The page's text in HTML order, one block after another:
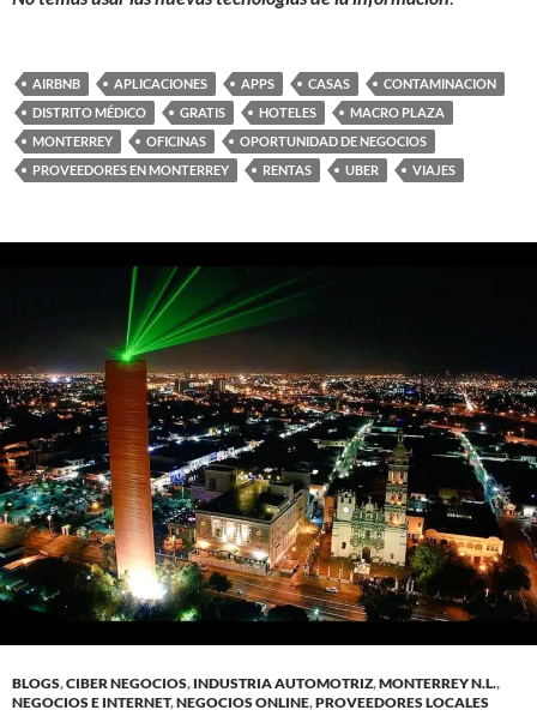
AIRBNB APLICACIONES APPS CASAS
CONTAMINACION
DISTRITO MÉDICO
GRATIS HOTELES
MACRO PLAZA
MONTERREY
OFICINAS
OPORTUNIDAD DE NEGOCIOS
PROVEEDORES EN MONTERREY
RENTAS UBER VIAJES
BLOGS,CIBER NEGOCIOS, INDUSTRIA AUTOMOTRIZ,MONTERREY N.L.,
NEGOCIOS E INTERNET,NEGOCIOS ONLINE,PROVEEDORES LOCALES